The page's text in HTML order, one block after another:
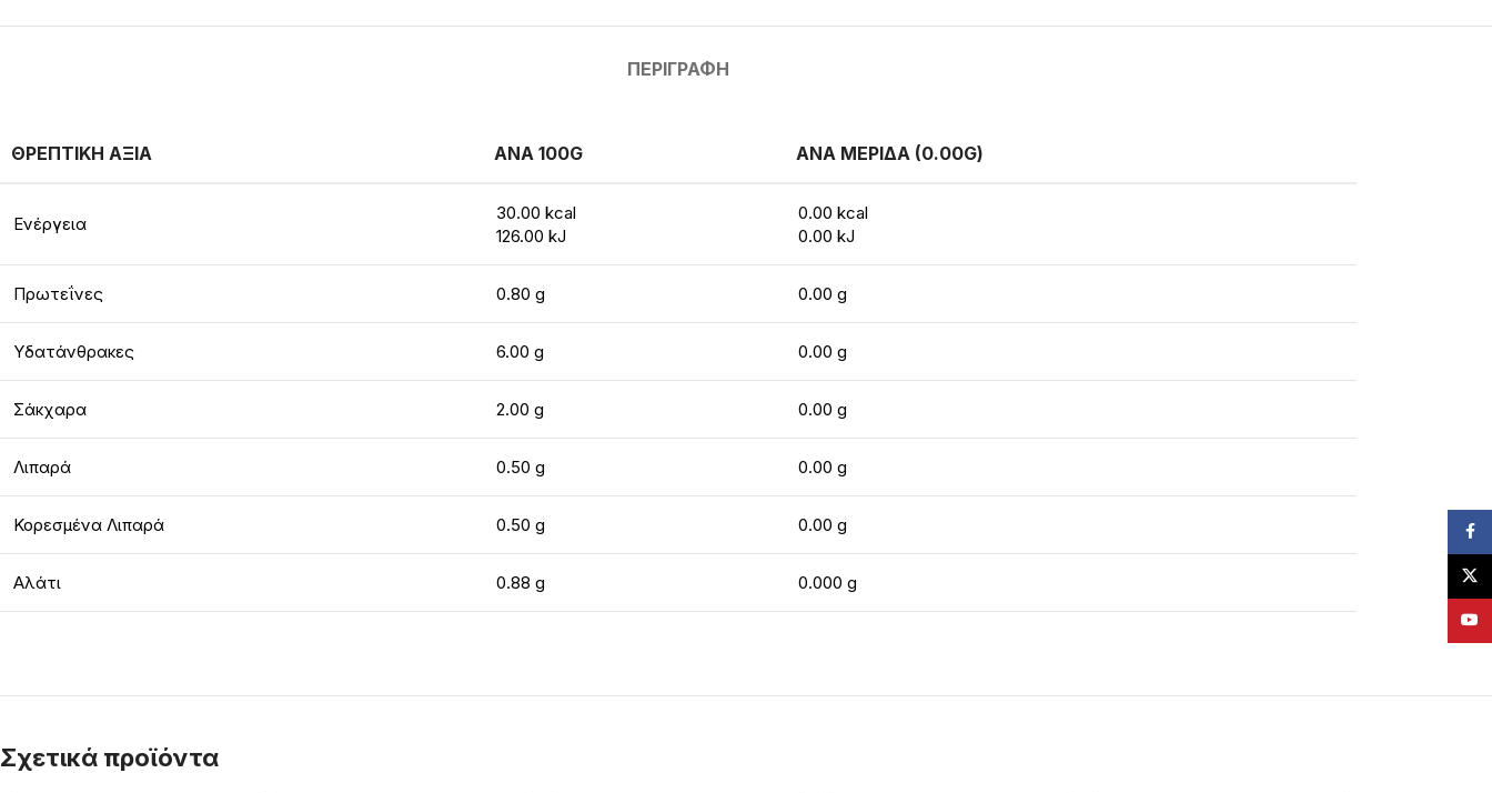
ΠΕΡΙΓΡΑΦΉ
ΘΡΕΠΤΙΚΗ ΑΞΙΑ ΑΝΑ 100G ΑΝΑ ΜΕΡΙΔΑ (0.00G)
Ενέργεια
30.00 kcal
126.00 kJ
0.00 kcal
0.00 kJ
Πρωτεΐνες 0.80 g 0.00 g
Υδατάνθρακες 6.00 g 0.00 g
Σάκχαρα 2.00 g 0.00 g
Λιπαρά 0.50 g 0.00 g
Κορεσμένα Λιπαρά 0.50 g 0.00 g
Αλάτι 0.88 g 0.000 g
Σχετικά προϊόντα